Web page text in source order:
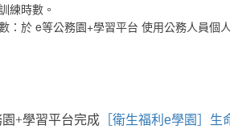
練時數。
：於 e等公務園+學習平台 使用公務人員個
+學習平台完成［衛生福利e學園］生